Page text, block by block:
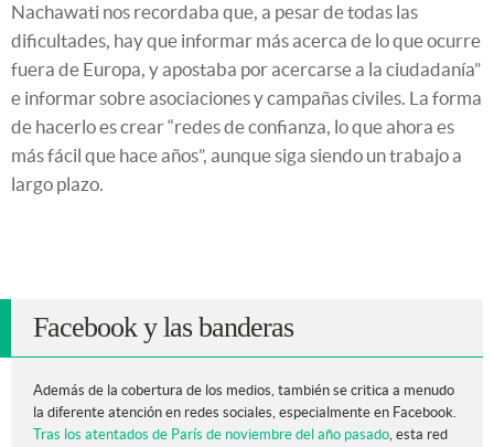
Nachawati nos recordaba que, a pesar de todas las
dificultades, hay que informar más acerca de lo que ocurre
fuera de Europa, y apostaba por acercarse a la ciudadanía”
e informar sobre asociaciones y campañas civiles. La forma
de hacerlo es crear “redes de confianza, lo que ahora es
más fácil que hace años”, aunque siga siendo un trabajo a
largo plazo.
Facebook y las banderas
Además de la cobertura de los medios, también se critica a menudo
la diferente atención en redes sociales, especialmente en Facebook.
Tras los atentados de París de noviembre del año pasado, esta red